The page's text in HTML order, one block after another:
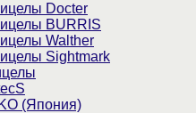
Docter
BURRIS
Walther
Sightmark
(Япония)